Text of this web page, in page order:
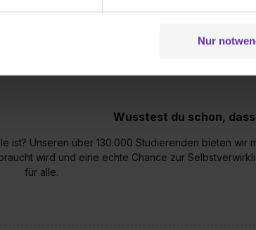
Fall sowie bei der separaten Aktivierung
zur Platzierung von Cookies der Kategorien
die Einwilligung zur Übermittlung deiner
über kein angemessenes Datenschutzniveau
mit Wirkung für die Zukunft ganz oder teilweise
Nur
Wusstest du schon,
ist? Unseren über 130.000 Studierenden bieten wir
wird und eine echte Chance zur
für alle.